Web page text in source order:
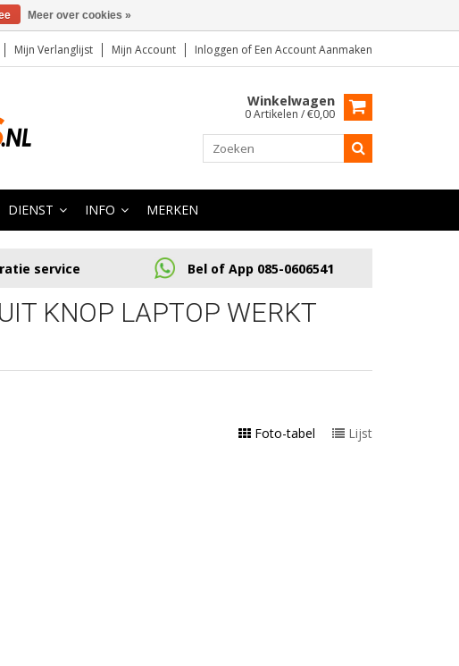
Mijn Verlanglijst Mijn Account Inloggen of Een Account Aanmaken
Winkelwagen
0 Artikelen / €0,00
DIENST INFO MERKEN
service Bel of App 085-0606541
KNOP LAPTOP WERKT
Foto-tabel Lijst
Meer over cookies »